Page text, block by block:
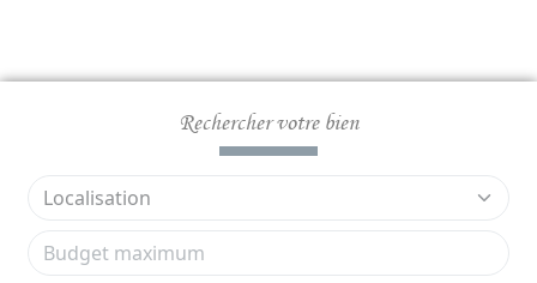
Rechercher votre bien